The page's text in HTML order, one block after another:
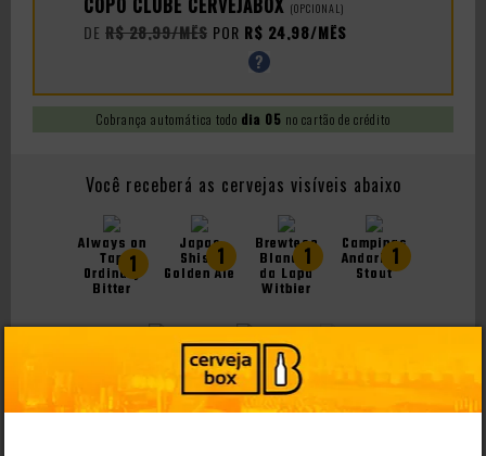
COPO CLUBE CERVEJABOX (OPCIONAL)
DE R$ 28,99/MÊS POR R$ 24,98/MÊS
Cobrança automática todo dia 05 no cartão de crédito
Você receberá as cervejas visíveis abaixo
1
Always on
Tap
Ordinary
Bitter
1
Japas
Shisa
Golden Ale
1
Brewteco
Blanche
da Lapa
Witbier
1
Campinas
Andarilha
Stout
Tempos
Session
IPA
Jimmy
Eagle
California
Ale
Copo Pint